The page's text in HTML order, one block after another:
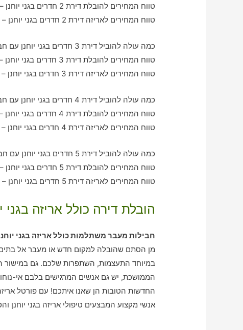
טווח המחירים להובלת דירת 2 חדרים בגני יוחנן – בין 760-1190 ש"ח
טווח המחירים לאריזה דירת 2 חדרים בגני יוחנן – בין 640-1000 ש"ח
כמה עולה להוביל דירת 3 חדרים בגני יוחנן עם חברת הובלה כולל אריזה?
טווח המחירים להובלת דירת 3 חדרים בגני יוחנן – בין 1080-2020 ש"ח
טווח המחירים לאריזה דירת 3 חדרים בגני יוחנן – בין 1130-2080 ש"ח
כמה עולה להוביל דירת 4 חדרים בגני יוחנן עם חברת הובלה כולל אריזה?
טווח המחירים להובלת דירת 4 חדרים בגני יוחנן – בין 2070-3000 ש"ח
טווח המחירים לאריזה דירת 4 חדרים בגני יוחנן – בין 1550-2070 ש"ח
כמה עולה להוביל דירת 5 חדרים בגני יוחנן עם חברת הובלה כולל אריזה?
טווח המחירים להובלת דירת 5 חדרים בגני יוחנן – בין 3170-3960 ש"ח
טווח המחירים לאריזה דירת 5 חדרים בגני יוחנן – בין 2070-3040 ש"ח
הובלת דירה כולל אריזה בגני
חבילות מעבר משתלמות כולל אריזה בגני
מן הסתם שהובלה למקום חדש או מעבר אל בתים,
במיוחד התעצמות, השתפרות שלכם. גם במישור
הממושכת, יש גם אנשים המרגישים בלבם אי-
החדשות הטובות הן שאנו איתכם! עם פורטל אריזה
אנשי מקצוע המבצעים טיפולי אריזה בגני יוחנן